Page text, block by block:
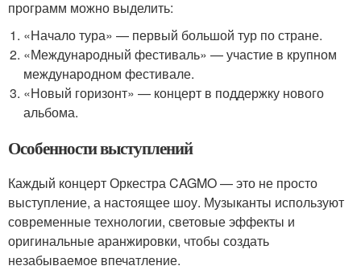
программ можно выделить:
«Начало тура» — первый большой тур по стране.
«Международный фестиваль» — участие в крупном
международном фестивале.
«Новый горизонт» — концерт в поддержку нового
альбома.
Особенности выступлений
Каждый концерт Оркестра CAGMO — это не просто
выступление, а настоящее шоу. Музыканты используют
современные технологии, световые эффекты и
оригинальные аранжировки, чтобы создать
незабываемое впечатление.